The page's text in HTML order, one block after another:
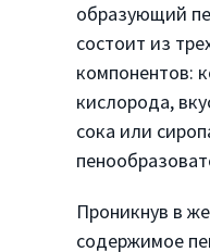
образующий
состоит из
компонентов:
кислорода,
сока или
Проникнув в
содержимое